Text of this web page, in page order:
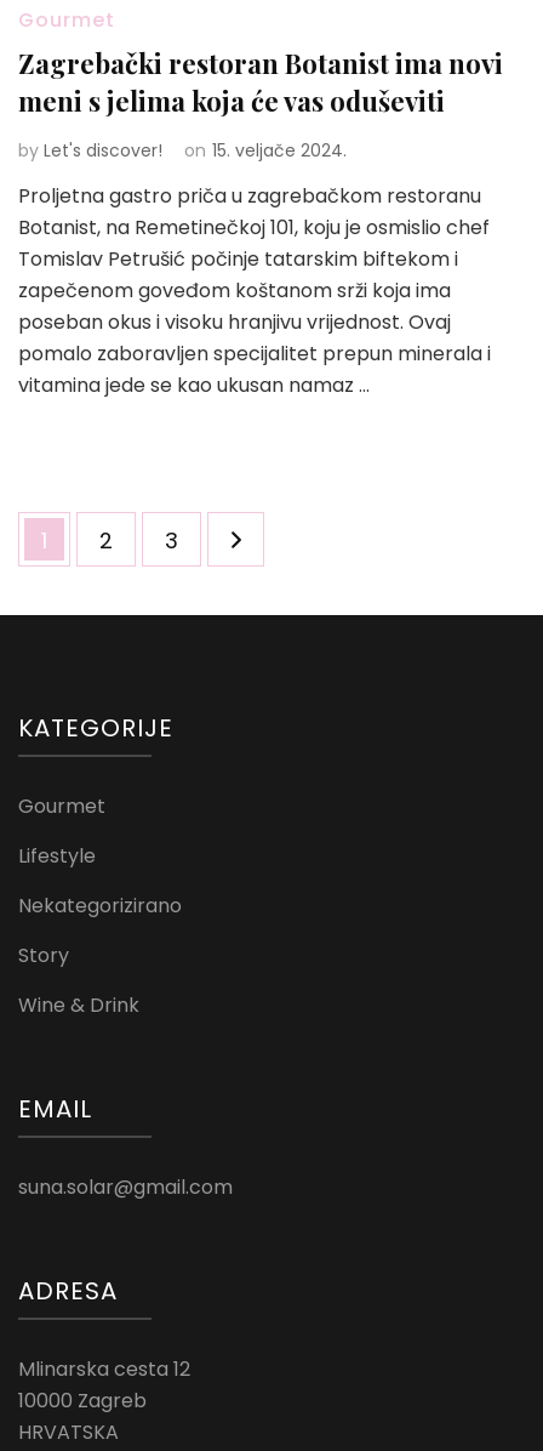
Gourmet
Zagrebački restoran Botanist ima novi
meni s jelima koja će vas oduševiti
by Let's discover! on 15. veljače 2024.
Proljetna gastro priča u zagrebačkom restoranu
Botanist, na Remetinečkoj 101, koju je osmislio chef
Tomislav Petrušić počinje tatarskim biftekom i
zapečenom goveđom koštanom srži koja ima
poseban okus i visoku hranjivu vrijednost. Ovaj
pomalo zaboravljen specijalitet prepun minerala i
vitamina jede se kao ukusan namaz …
Brojevi
stranica
Page
1 Page
2 Page
3
KATEGORIJE
Gourmet
Lifestyle
Nekategorizirano
Story
Wine & Drink
EMAIL
suna.solar@gmail.com
ADRESA
Mlinarska cesta 12
10000 Zagreb
HRVATSKA